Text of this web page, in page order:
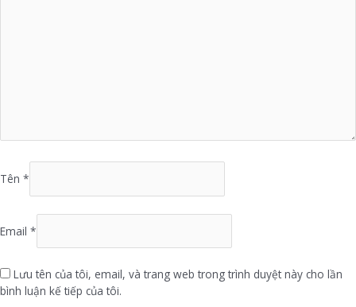
Tên *
Email *
Lưu tên của tôi, email, và trang web trong trình duyệt này cho lần
bình luận kế tiếp của tôi.